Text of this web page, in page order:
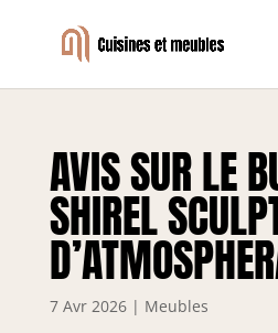
AVIS SUR LE
SHIREL
7 Avr 2026| Meubles